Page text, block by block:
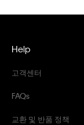
Help
고객센터
FAQs
교환 및 반품 정책